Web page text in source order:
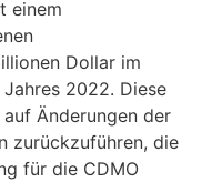
einem
Dollar im
2022. Diese
Änderungen der
zurückzuführen, die
für die CDMO